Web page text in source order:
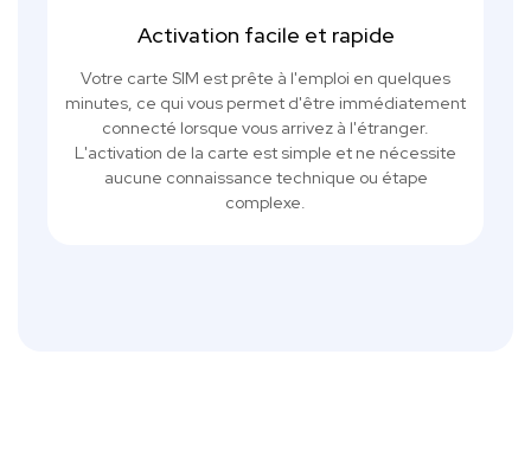
Activation facile et rapide
Votre carte SIM est prête à l'emploi en quelques
minutes, ce qui vous permet d'être immédiatement
connecté lorsque vous arrivez à l'étranger.
L'activation de la carte est simple et ne nécessite
aucune connaissance technique ou étape
complexe.